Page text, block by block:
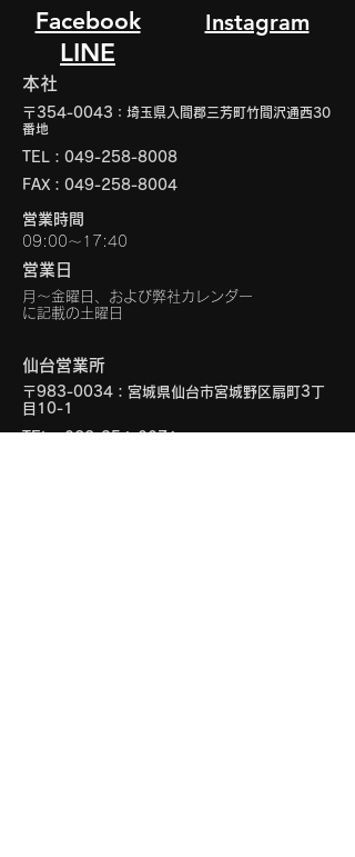
Facebook Instagram
LINE
本社
〒354-0043 ：埼玉県入間郡三芳町竹間沢通西30
番地
TEL：049-258-8008
FAX：049-258-8004
営業時間
09:00〜17:40
営業日
月～金曜日、および弊社カレンダー
に記載の土曜日
仙台営業所
〒983-0034：宮城県仙台市宮城野区扇町3丁
目10-1
TEL：022-354-0071